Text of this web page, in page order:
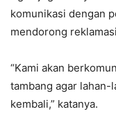
komunikasi dengan
mendorong
‎“Kami akan
tambang agar lahan-
kembali,” katanya.